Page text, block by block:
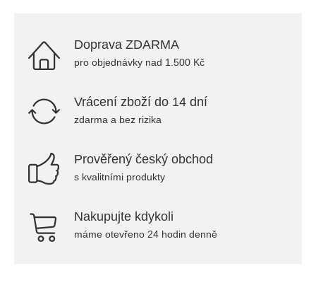
Doprava ZDARMA
pro objednávky nad 1.500 Kč
Vrácení zboží do 14 dní
zdarma a bez rizika
Prověřený český obchod
s kvalitními produkty
Nakupujte kdykoli
máme otevřeno 24 hodin denně